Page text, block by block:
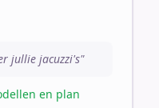
jullie jacuzzi's"
en plan